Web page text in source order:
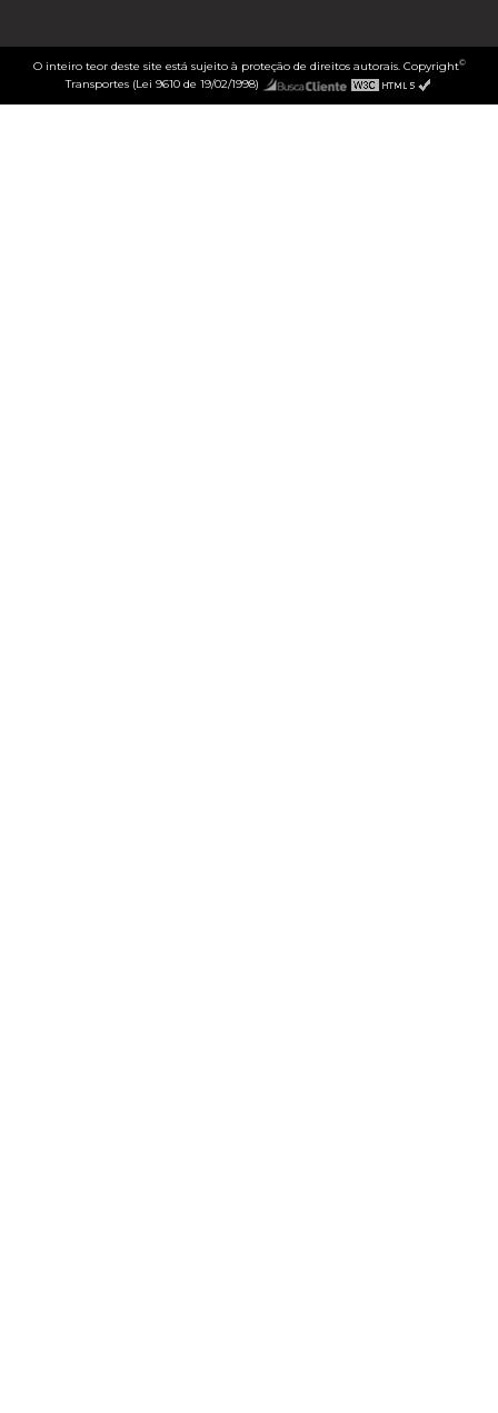
O inteiro teor deste site está sujeito à proteção de direitos autorais. Copyright©
Transportes (Lei 9610 de 19/02/1998)